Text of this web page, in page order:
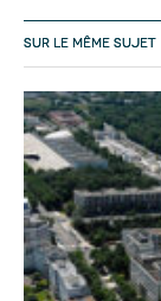
SUR LE MÊME SUJET